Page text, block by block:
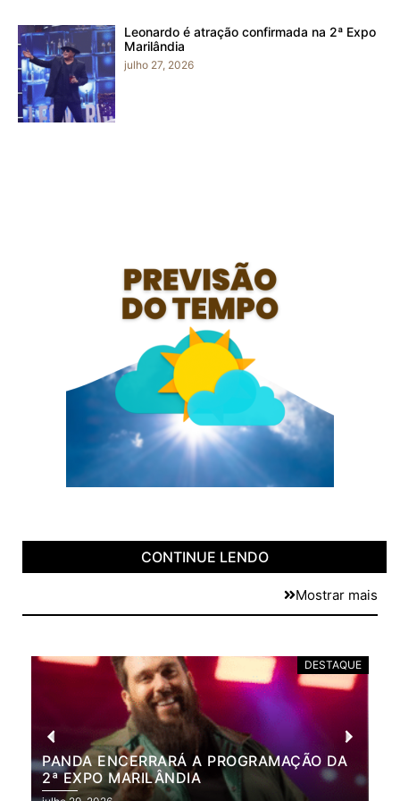
Leonardo é atração confirmada na 2ª Expo
Marilândia
julho 27, 2026
CONTINUE LENDO
Mostrar mais
DESTAQUE
PANDA ENCERRARÁ A PROGRAMAÇÃO DA
2ª EXPO MARILÂNDIA